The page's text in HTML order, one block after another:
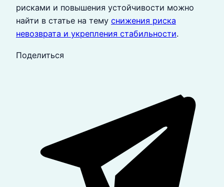
рисками и повышения устойчивости можно
найти в статье на тему снижения риска
невозврата и укрепления стабильности.
Поделиться